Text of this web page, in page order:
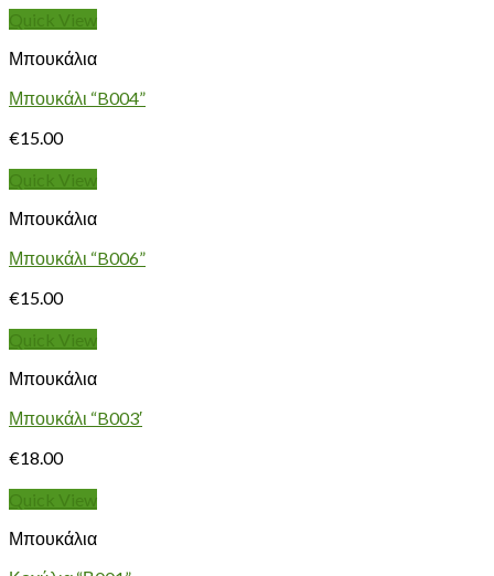
Quick View
Μπουκάλια
Μπουκάλι “B004”
€15.00
Quick View
Μπουκάλια
Μπουκάλι “B006”
€15.00
Quick View
Μπουκάλια
Μπουκάλι “B003′
€18.00
Quick View
Μπουκάλια